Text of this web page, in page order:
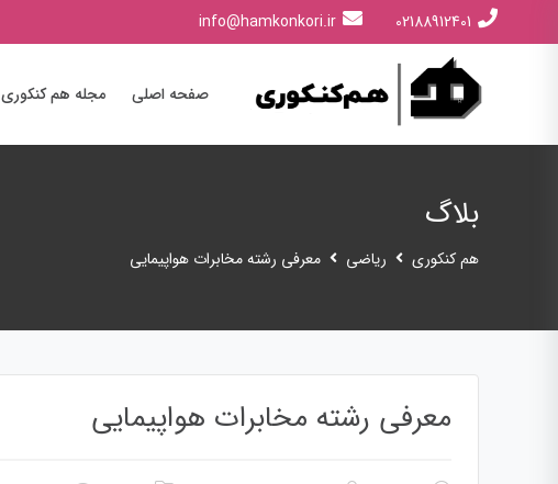
02188912401
info@hamkonkori.ir
صفحه اصلی مجله هم کنکوری
بلاگ
هم کنکوری ریاضی معرفی رشته مخابرات هواپیمایی
معرفی رشته مخابرات هواپیمایی